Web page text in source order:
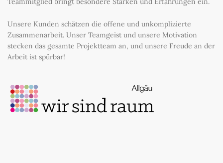
Unsere Kunden schätzen die offene und unkomplizierte
Zusammenarbeit. Unser Teamgeist und unsere Motivation
stecken das gesamte Projektteam an, und unsere Freude an der
Arbeit ist spürbar!